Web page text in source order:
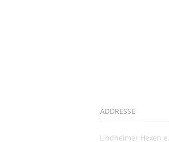
Lindheimer Hexen
ADDRESSE